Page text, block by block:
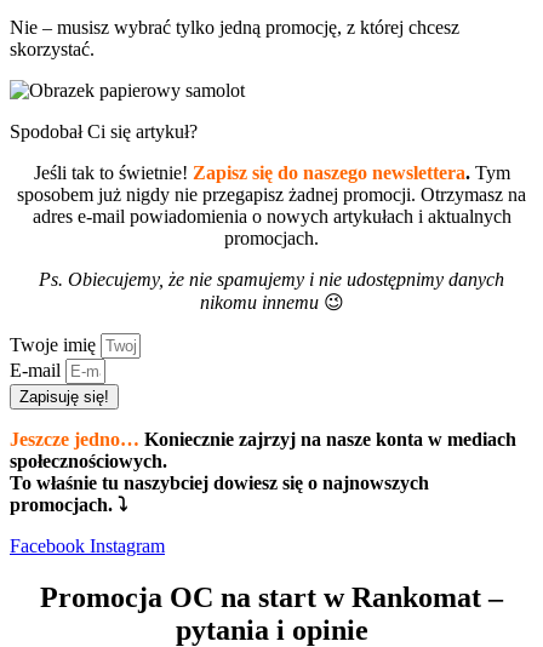
Nie – musisz wybrać tylko jedną promocję, z której chcesz
skorzystać.
Spodobał Ci się artykuł?
Jeśli tak to świetnie! Zapisz się do naszego newslettera.Tym
sposobem już nigdy nie przegapisz żadnej promocji. Otrzymasz na
adres e-mail powiadomienia o nowych artykułach i aktualnych
promocjach.
Ps. Obiecujemy, że nie spamujemy i nie udostępnimy danych
nikomu innemu😉
Twoje imię
E-mail
Zapisuję się!
Jeszcze jedno… Koniecznie zajrzyj na nasze konta w mediach
społecznościowych.
To właśnie tu naszybciej dowiesz się o najnowszych
promocjach. ⤵
Facebook Instagram
Promocja OC na start w Rankomat –
pytania i opinie